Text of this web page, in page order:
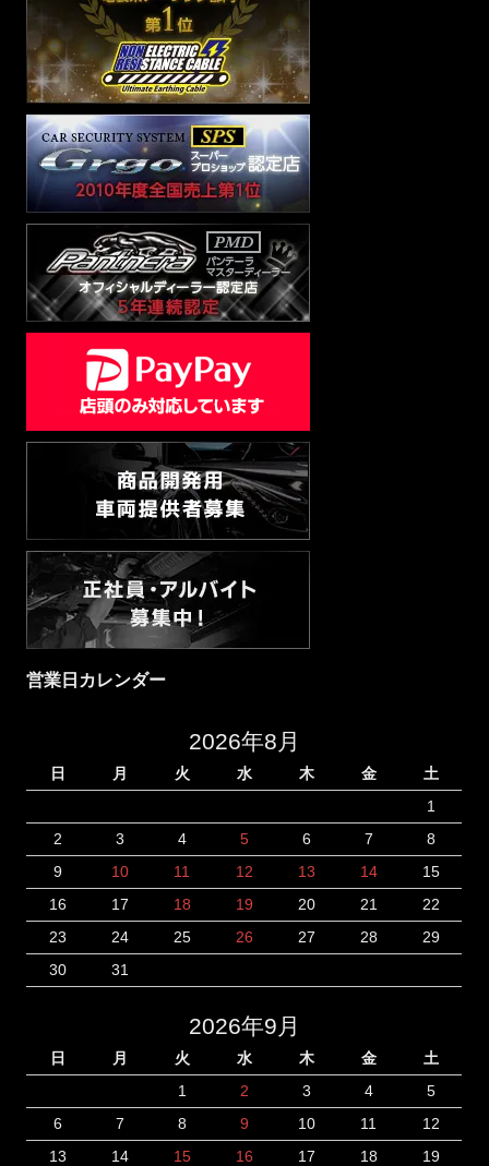
営業日カレンダー
2026年8月
日 月 火 水 木 金
土
1
2
3 4 5 6 7
8
9
10 11 12 13 14
15
16
17 18 19 20 21
22
23
24 25 26 27 28
29
30
31
2026年9月
日 月 火 水 木 金
土
1
2 3 4
5
6
7 8 9 10 11
12
13
14 15 16 17 18
19